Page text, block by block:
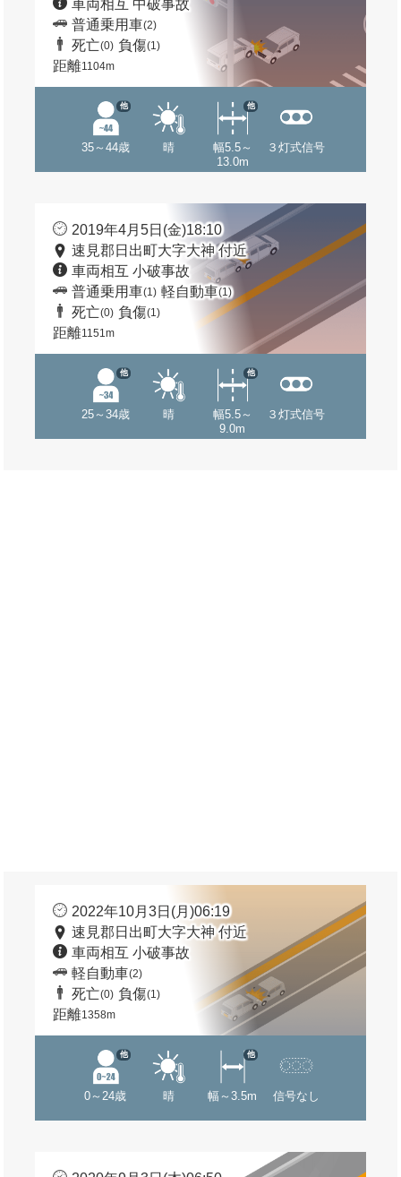
車両相互 中破事故
普通乗用車(2)
死亡(0) 負傷(1)
距離1104m
35～44歳
他
晴
幅5.5～
13.0m
他
３灯式信号
2019年4月5日(金)18:10
速見郡日出町大字大神 付近
車両相互 小破事故
普通乗用車(1) 軽自動車(1)
死亡(0) 負傷(1)
距離1151m
25～34歳
他
晴
幅5.5～
9.0m
他
３灯式信号
2022年10月3日(月)06:19
速見郡日出町大字大神 付近
車両相互 小破事故
軽自動車(2)
死亡(0) 負傷(1)
距離1358m
0～24歳
他
晴 幅～3.5m
他
信号なし